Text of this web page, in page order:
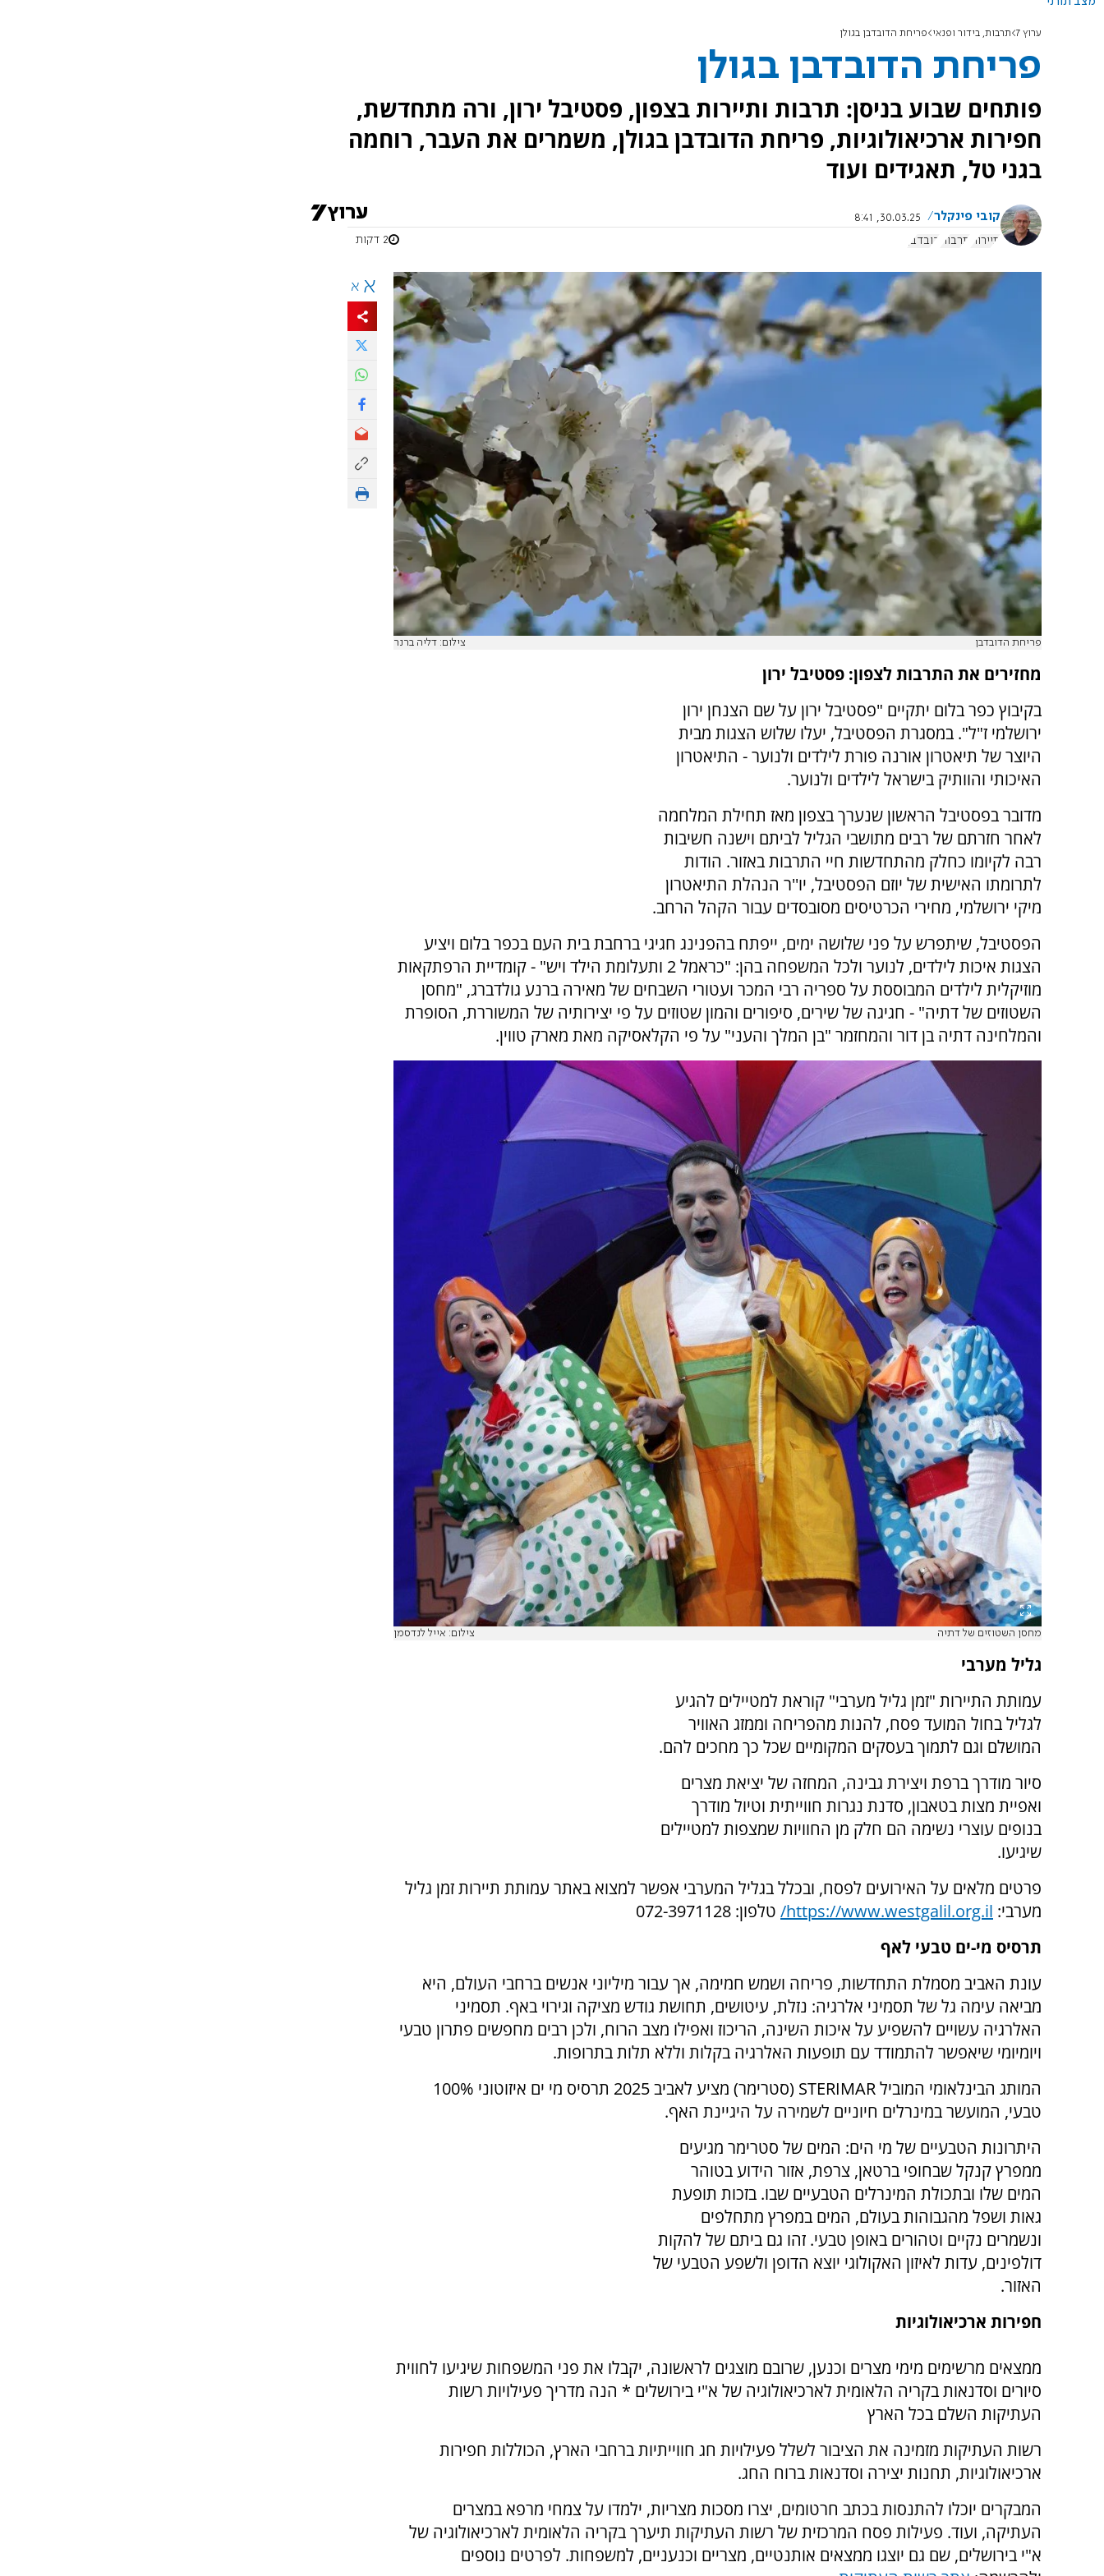
ערוץ 7 תרבות, בידור ופנאי פריחת הדובדבן בגולן
פריחת הדובדבן בגולן
פותחים שבוע בניסן: תרבות ותיירות בצפון, פסטיבל ירון, ורה מתחדשת,
חפירות ארכיאולוגיות, פריחת הדובדבן בגולן, משמרים את העבר, רוחמה
בגני טל, תאגידים ועוד
קובי פינקלר
30.03.25, 8:41
תיירות
תרבות דובדבן 2 דקות
פריחת הדובדבן צילום: דליה ברנר
מחזירים את התרבות לצפון: פסטיבל ירון
בקיבוץ כפר בלום יתקיים "פסטיבל ירון על שם הצנחן ירון
ירושלמי ז"ל". במסגרת הפסטיבל, יעלו שלוש הצגות מבית
היוצר של תיאטרון אורנה פורת לילדים ולנוער - התיאטרון
האיכותי והוותיק בישראל לילדים ולנוער.
מדובר בפסטיבל הראשון שנערך בצפון מאז תחילת המלחמה
לאחר חזרתם של רבים מתושבי הגליל לביתם וישנה חשיבות
רבה לקיומו כחלק מהתחדשות חיי התרבות באזור. הודות
לתרומתו האישית של יוזם הפסטיבל, יו''ר הנהלת התיאטרון
מיקי ירושלמי, מחירי הכרטיסים מסובסדים עבור הקהל הרחב.
הפסטיבל, שיתפרש על פני שלושה ימים, ייפתח בהפנינג חגיגי ברחבת בית העם בכפר בלום ויציע
הצגות איכות לילדים, לנוער ולכל המשפחה בהן: "כראמל 2 ותעלומת הילד ויש" - קומדיית הרפתקאות
מוזיקלית לילדים המבוססת על ספריה רבי המכר ועטורי השבחים של מאירה ברנע גולדברג, "מחסן
השטוזים של דתיה" - חגיגה של שירים, סיפורים והמון שטוזים על פי יצירותיה של המשוררת, הסופרת
והמלחינה דתיה בן דור והמחזמר "בן המלך והעני" על פי הקלאסיקה מאת מארק טווין.
מחסן השטוזים של דתיה צילום: אייל לנדסמן
גליל מערבי
עמותת התיירות "זמן גליל מערבי" קוראת למטיילים להגיע
לגליל בחול המועד פסח, להנות מהפריחה וממזג האוויר
המושלם וגם לתמוך בעסקים המקומיים שכל כך מחכים להם.
סיור מודרך ברפת ויצירת גבינה, המחזה של יציאת מצרים
ואפיית מצות בטאבון, סדנת נגרות חווייתית וטיול מודרך
בנופים עוצרי נשימה הם חלק מן החוויות שמצפות למטיילים
שיגיעו.
פרטים מלאים על האירועים לפסח, ובכלל בגליל המערבי אפשר למצוא באתר עמותת תיירות זמן גליל
מערבי: https://www.westgalil.org.il
/ טלפון: 072-3971128
תרסיס מי-ים טבעי לאף
עונת האביב מסמלת התחדשות, פריחה ושמש חמימה, אך עבור מיליוני אנשים ברחבי העולם, היא
מביאה עימה גל של תסמיני אלרגיה: נזלת, עיטושים, תחושת גודש מציקה וגירוי באף. תסמיני
האלרגיה עשויים להשפיע על איכות השינה, הריכוז ואפילו מצב הרוח, ולכן רבים מחפשים פתרון טבעי
ויומיומי שיאפשר להתמודד עם תופעות האלרגיה בקלות וללא תלות בתרופות.
המותג הבינלאומי המוביל STERIMAR (סטרימר) מציע לאביב 2025 תרסיס מי ים איזוטוני 100%
טבעי, המועשר במינרלים חיוניים לשמירה על היגיינת האף.
היתרונות הטבעיים של מי הים: המים של סטרימר מגיעים
ממפרץ קנקל שבחופי ברטאן, צרפת, אזור הידוע בטוהר
המים שלו ובתכולת המינרלים הטבעיים שבו. בזכות תופעת
גאות ושפל מהגבוהות בעולם, המים במפרץ מתחלפים
ונשמרים נקיים וטהורים באופן טבעי. זהו גם ביתם של להקות
דולפינים, עדות לאיזון האקולוגי יוצא הדופן ולשפע הטבעי של
האזור.
חפירות ארכיאולוגיות
ממצאים מרשימים מימי מצרים וכנען, שרובם מוצגים לראשונה, יקבלו את פני המשפחות שיגיעו לחווית
סיורים וסדנאות בקריה הלאומית לארכיאולוגיה של א"י בירושלים * הנה מדריך פעילויות רשות
העתיקות השלם בכל הארץ
רשות העתיקות מזמינה את הציבור לשלל פעילויות חג חווייתיות ברחבי הארץ, הכוללות חפירות
ארכיאולוגיות, תחנות יצירה וסדנאות ברוח החג.
המבקרים יוכלו להתנסות בכתב חרטומים, יצרו מסכות מצריות, ילמדו על צמחי מרפא במצרים
העתיקה, ועוד. פעילות פסח המרכזית של רשות העתיקות תיערך בקריה הלאומית לארכיאולוגיה של
א"י בירושלים, שם גם יוצגו ממצאים אותנטיים, מצריים וכנעניים, למשפחות. לפרטים נוספים
א א